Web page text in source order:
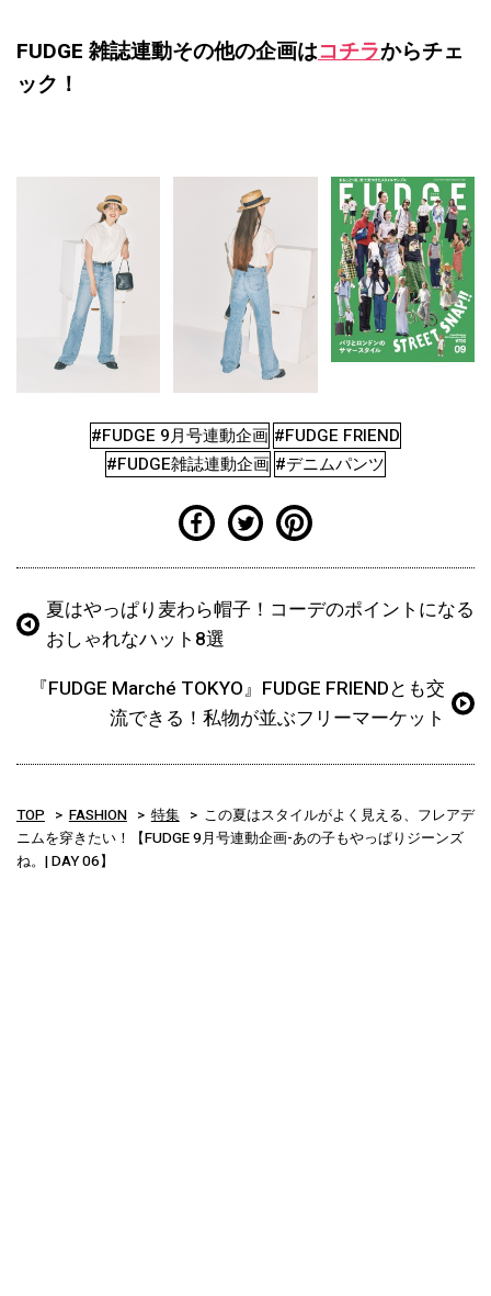
FUDGE 雑誌連動その他の企画はコチラからチェ
ック！
#FUDGE 9月号連動企画 #FUDGE FRIEND
#FUDGE雑誌連動企画 #デニムパンツ
夏はやっぱり麦わら帽子！コーデのポイントになる
おしゃれなハット8選
『FUDGE Marché TOKYO』FUDGE FRIENDとも交
流できる！私物が並ぶフリーマーケット
TOP FASHION 特集
この夏はスタイルがよく見える、フレアデ
ニムを穿きたい！【FUDGE 9月号連動企画-あの子もやっぱりジーンズ
ね。| DAY 06】